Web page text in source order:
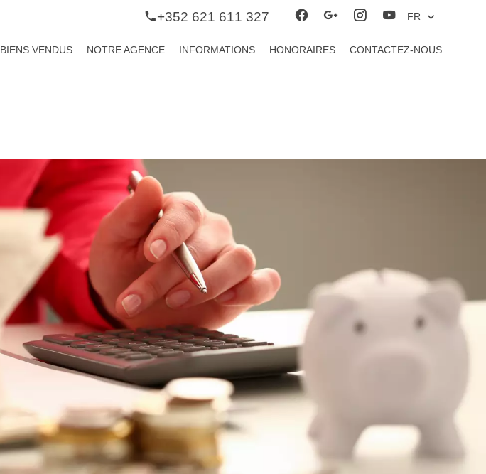
+352 621 611 327 FR
BIENS VENDUS NOTRE AGENCE INFORMATIONS HONORAIRES CONTACTEZ-NOUS